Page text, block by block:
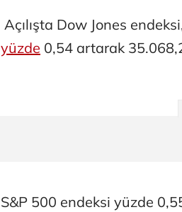
Açılışta Dow Jones
yüzde 0,54 artarak
S&P 500 endeksi yüzde